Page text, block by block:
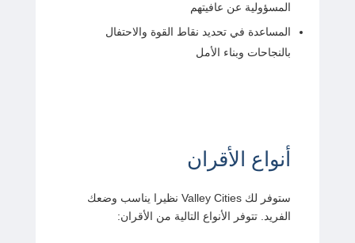
المسؤولية عن عافيتهم
المساعدة في تحديد نقاط القوة والاحتفال
بالنجاحات وبناء الأمل
أنواع الأقران
ستوفر لك Valley Cities نظيرا يناسب وضعك
الفريد. تتوفر الأنواع التالية من الأقران: